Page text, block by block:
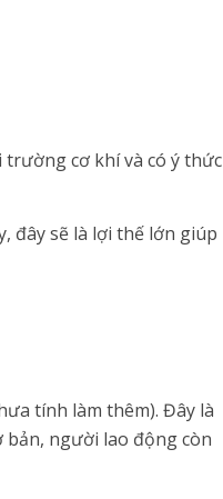
cơ khí và có ý thức
đây sẽ là lợi thế lớn giúp
tính làm thêm). Đây là
bản, người lao động còn